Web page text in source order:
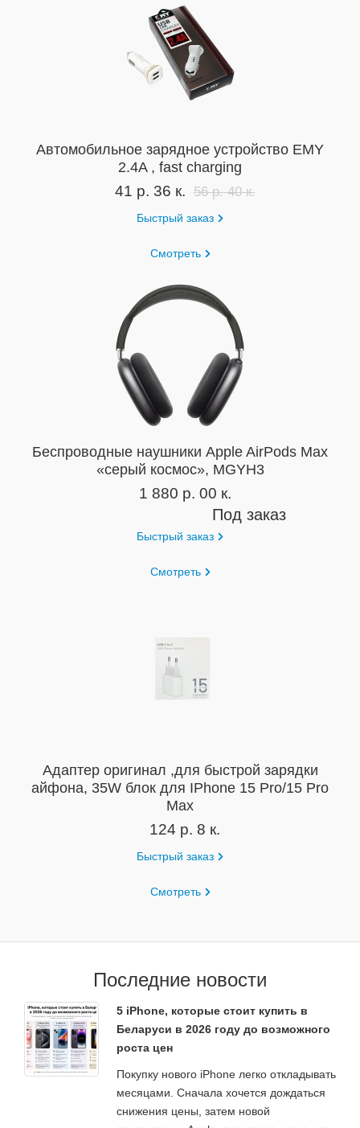
Автомобильное зарядное устройство EMY
2.4A , fast charging
41 р. 36 к. 56 р. 40 к.
Быстрый заказ
Смотреть
Беспроводные наушники Apple AirPods Max
«серый космос», MGYH3
1 880 р. 00 к.
Под заказ
Быстрый заказ
Смотреть
Адаптер оригинал ,для быстрой зарядки
айфона, 35W блок для IPhone 15 Pro/15 Pro
Max
124 р. 8 к.
Быстрый заказ
Смотреть
Последние новости
5 iPhone, которые стоит купить в
Беларуси в 2026 году до возможного
роста цен
Покупку нового iPhone легко откладывать
месяцами. Сначала хочется дождаться
снижения цены, затем новой